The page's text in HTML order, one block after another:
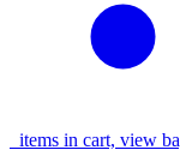
items in cart, view